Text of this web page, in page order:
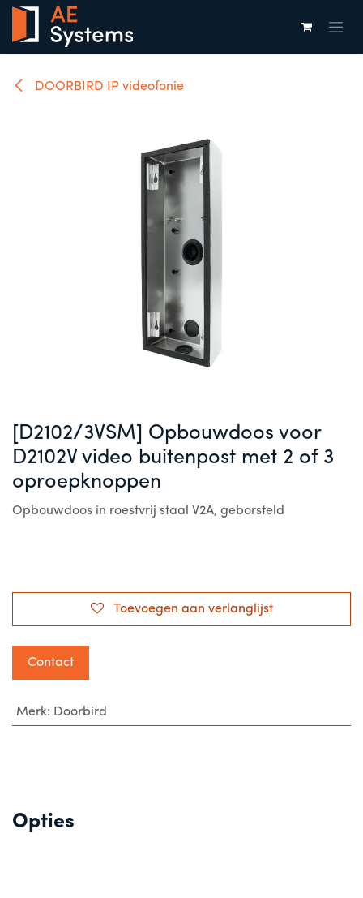
Overslaan naar inhoud
DOORBIRD IP videofonie
[D2102/3VSM] Opbouwdoos voor
D2102V video buitenpost met 2 of 3
oproepknoppen
Opbouwdoos in roestvrij staal V2A, geborsteld
Toevoegen aan verlanglijst
Contact
Merk: Doorbird
Opties